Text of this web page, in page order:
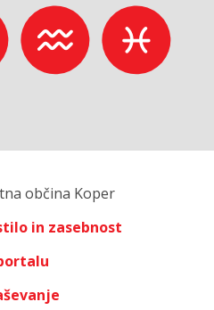
občina Koper
in zasebnost